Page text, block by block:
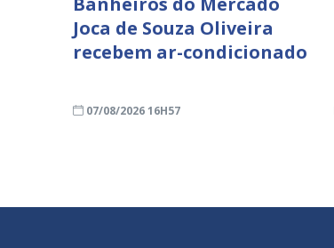
Joca de Souza Oliveira
recebem ar-condicionado
07/08/2026 16H57